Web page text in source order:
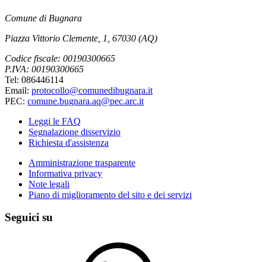
Comune di Bugnara
Piazza Vittorio Clemente, 1, 67030 (AQ)
Codice fiscale: 00190300665
P.IVA: 00190300665
Tel: 086446114
Email: protocollo@comunedibugnara.it
PEC: comune.bugnara.aq@pec.arc.it
Leggi le FAQ
Segnalazione disservizio
Richiesta d'assistenza
Amministrazione trasparente
Informativa privacy
Note legali
Piano di miglioramento del sito e dei servizi
Seguici su